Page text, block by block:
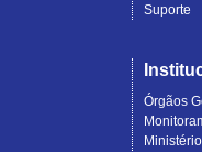
Suporte
Órgãos